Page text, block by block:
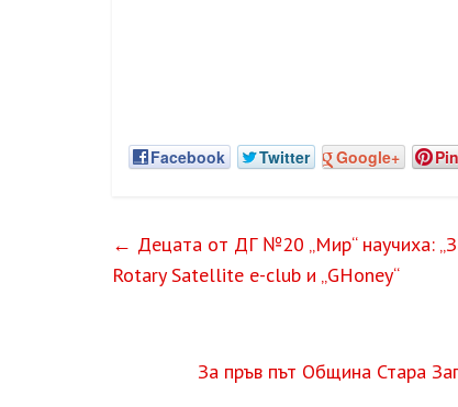
Facebook Twitter Google+
← Децата от ДГ №20 „Мир“ научиха:
Rotary Satellite e-club и „GHoney“
За пръв път Община Стара